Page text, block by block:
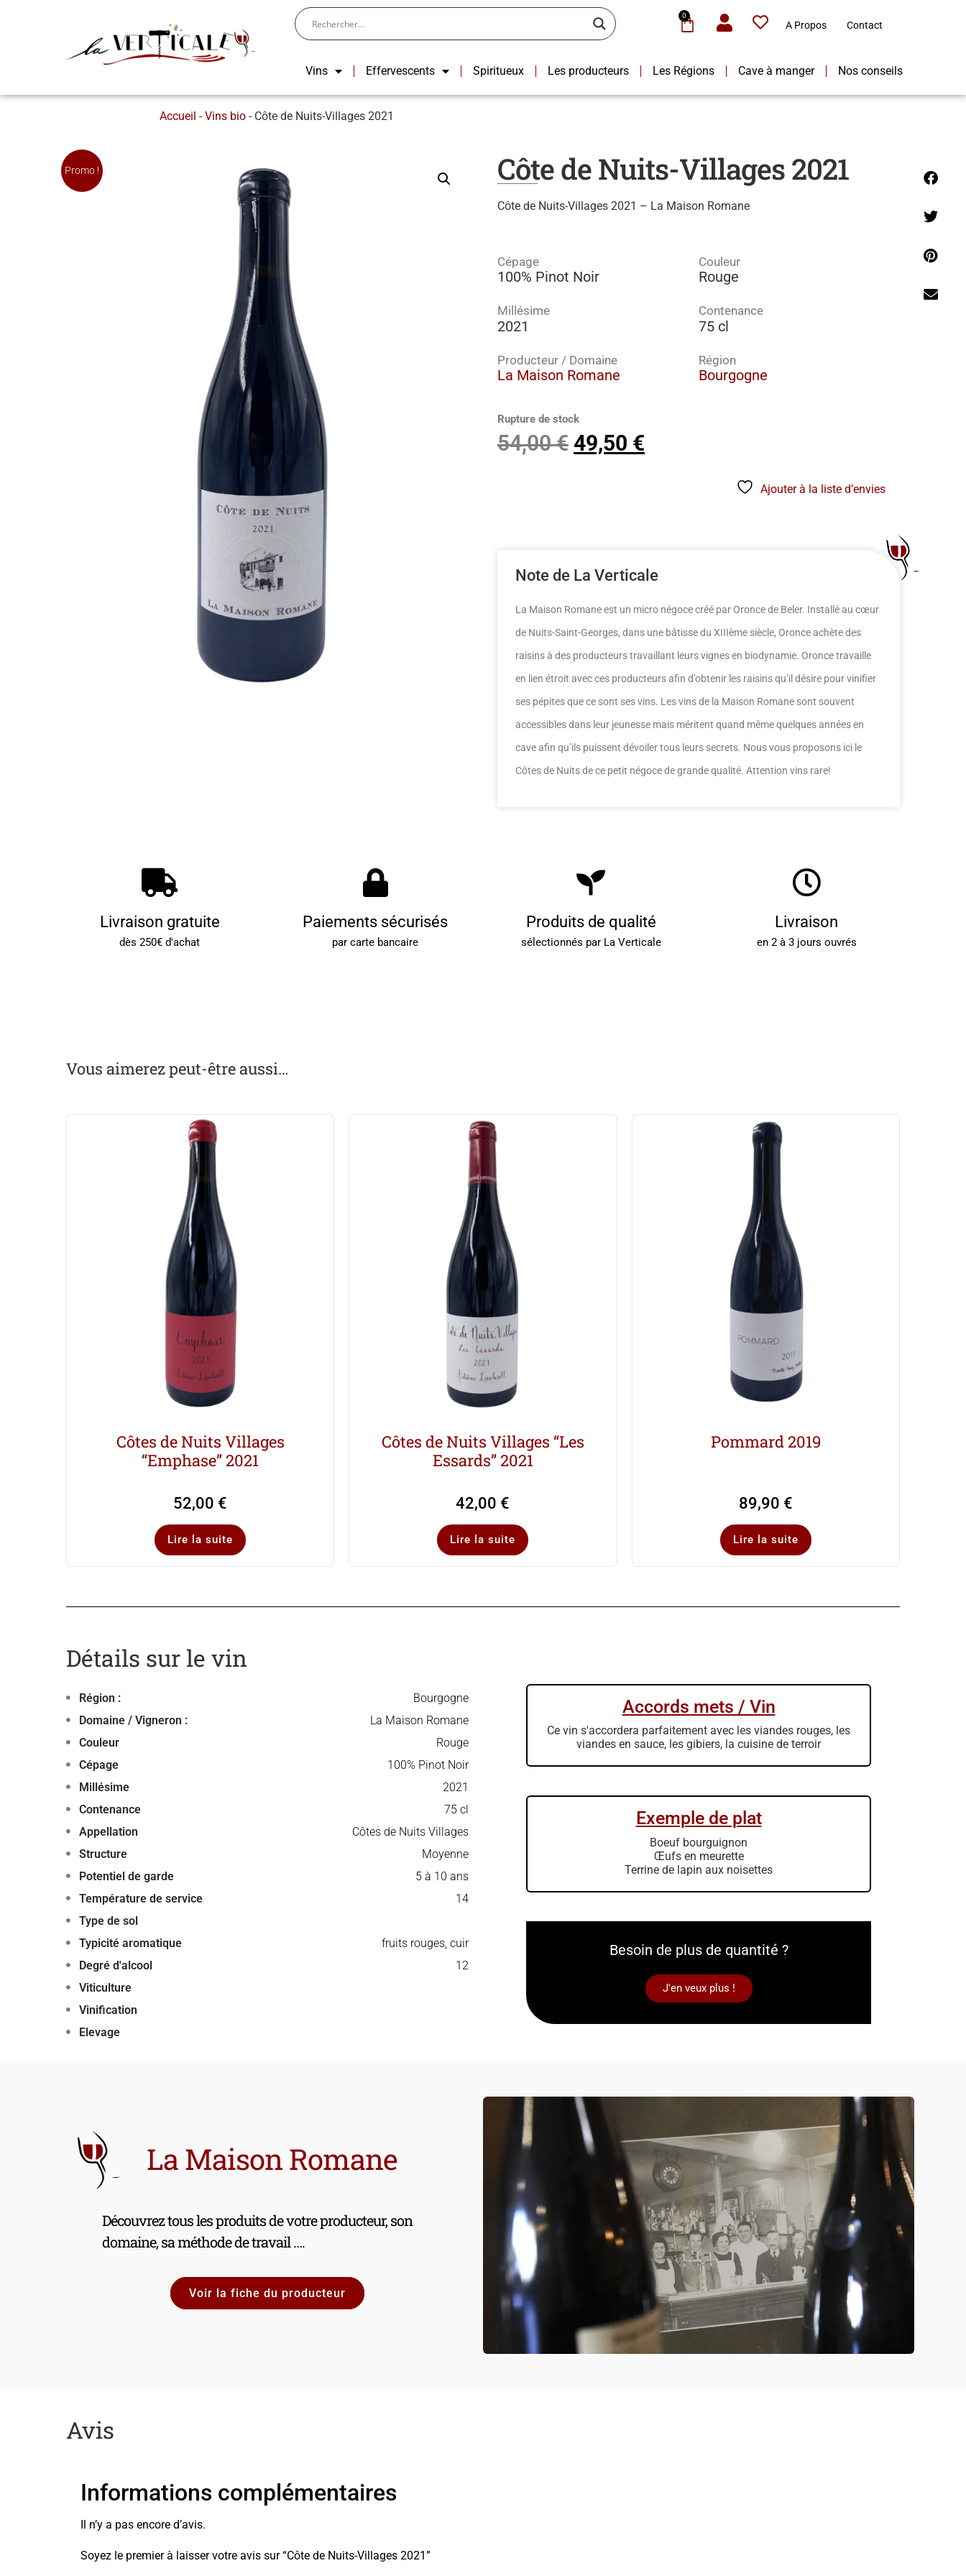
0
A Propos Contact
Vins Effervescents Spiritueux Les producteurs Les Régions Cave à manger Nos conseils
Accueil - Vins bio - Côte de Nuits-Villages 2021
Promo ! Côte de Nuits-Villages 2021
Côte de Nuits-Villages 2021 – La Maison Romane
Cépage
100% Pinot Noir
Couleur
Rouge
Millésime
2021
Contenance
75 cl
Producteur / Domaine
La Maison Romane
Région
Bourgogne
Rupture de stock
54,00€ 49,50 €
Ajouter à la liste d’envies
Note de La Verticale
La Maison Romane est un micro négoce créé par Oronce de Beler. Installé au cœur
de Nuits-Saint-Georges, dans une bâtisse du XIIIème siècle, Oronce achète des
raisins à des producteurs travaillant leurs vignes en biodynamie. Oronce travaille
en lien étroit avec ces producteurs afin d’obtenir les raisins qu’il désire pour vinifier
ses pépites que ce sont ses vins. Les vins de la Maison Romane sont souvent
accessibles dans leur jeunesse mais méritent quand même quelques années en
cave afin qu’ils puissent dévoiler tous leurs secrets. Nous vous proposons ici le
Côtes de Nuits de ce petit négoce de grande qualité. Attention vins rare!
Livraison gratuite
dès 250€ d'achat
Paiements sécurisés
par carte bancaire
Produits de qualité
sélectionnés par La Verticale
Livraison
en 2 à 3 jours ouvrés
Vous aimerez peut-être aussi…
Côtes de Nuits Villages
“Emphase” 2021
52,00 €
Lire la suite
Côtes de Nuits Villages “Les
Essards” 2021
42,00 €
Lire la suite
Pommard 2019
89,90 €
Lire la suite
Détails sur le vin
Région :
Bourgogne
Domaine / Vigneron :
La Maison Romane
Couleur
Rouge
Cépage
100% Pinot Noir
Millésime
2021
Contenance
75 cl
Appellation
Côtes de Nuits Villages
Structure
Moyenne
Potentiel de garde
5 à 10 ans
Température de service
14
Type de sol
Typicité aromatique
fruits rouges, cuir
Degré d'alcool
12
Viticulture
Vinification
Elevage
Accords mets / Vin
Ce vin s'accordera parfaitement avec les viandes rouges, les
viandes en sauce, les gibiers, la cuisine de terroir
Exemple de plat
Boeuf bourguignon
Œufs en meurette
Terrine de lapin aux noisettes
Besoin de plus de quantité ?
J'en veux plus !
La Maison Romane
Découvrez tous les produits de votre producteur, son
domaine, sa méthode de travail ….
Avis
Informations complémentaires
Il n’y a pas encore d’avis.
Soyez le premier à laisser votre avis sur “Côte de Nuits-Villages 2021”